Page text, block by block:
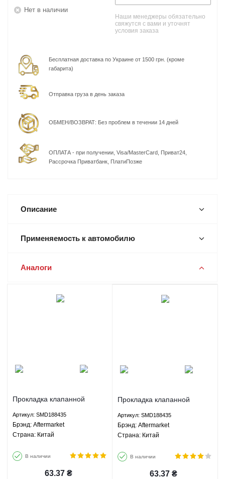
Нет в наличии
Наши менеджеры обязательно
свяжутся с вами и уточнят
условия заказа
Бесплатная доставка по Украине от 1500 грн. (кроме
габарита)
Отправка груза в день заказа
ОБМЕН/ВОЗВРАТ: Без проблем в течении 14 дней
ОПЛАТА - при получении, Visa/MasterCard, Приват24,
Рассрочка Приватбанк, ПлатиПозже
Описание
Применяемость к автомобилю
Аналоги
Прокладка клапанной
SMD188435 Aftermarket
Артикул: SMD188435
Брэнд: Aftermarket
Страна: Китай
В наличии
63.37₴
Прокладка клапанной
SMD188435 Aftermarket
Артикул: SMD188435
Брэнд: Aftermarket
Страна: Китай
В наличии
63.37₴